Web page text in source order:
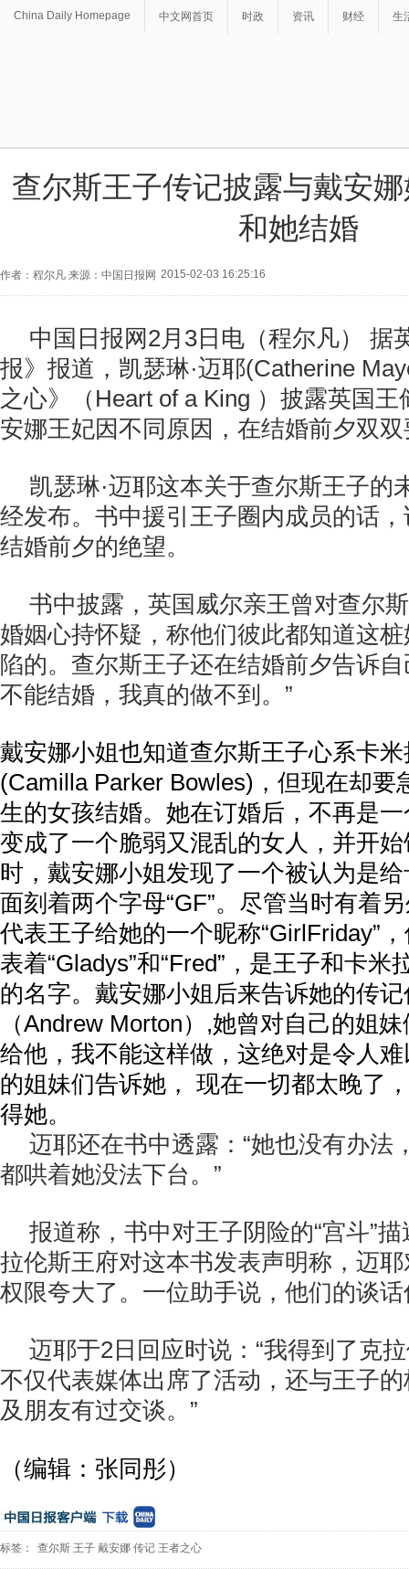
China Daily Homepage 中文网首页 时政 资讯 财经 生
查尔斯王子传记披露与戴安
和她结婚
作者：程尔凡 来源：中国日报网 2015-02-03 16:25:16
中国日报网2月3日电（程尔凡） 据
报》报道，凯瑟琳·迈耶(Catherine
之心》（Heart of a King ）披露英国王
安娜王妃因不同原因，在结婚前夕双
凯瑟琳·迈耶这本关于查尔斯王子的
经发布。书中援引王子圈内成员的话
结婚前夕的绝望。
书中披露，英国威尔亲王曾对查尔
婚姻心持怀疑，称他们彼此都知道这
陷的。查尔斯王子还在结婚前夕告诉
不能结婚，我真的做不到。”
戴安娜小姐也知道查尔斯王子心系卡米
(Camilla Parker Bowles)，但现在却要
生的女孩结婚。她在订婚后，不再是
变成了一个脆弱又混乱的女人，并开
时，戴安娜小姐发现了一个被认为是
面刻着两个字母“GF”。尽管当时有着
代表王子给她的一个昵称“GirlFriday”
表着“Gladys”和“Fred”，是王子和卡米
的名字。戴安娜小姐后来告诉她的传
（Andrew Morton）,她曾对自己的姐
给他，我不能这样做，这绝对是令人
的姐妹们告诉她， 现在一切都太晚了
得她。
迈耶还在书中透露：“她也没有办法
都哄着她没法下台。”
报道称，书中对王子阴险的“宫斗”
拉伦斯王府对这本书发表声明称，迈
权限夸大了。一位助手说，他们的谈
迈耶于2日回应时说：“我得到了克
不仅代表媒体出席了活动，还与王子
及朋友有过交谈。”
（编辑：张同彤）
标签： 查尔斯 王子 戴安娜 传记 王者之心